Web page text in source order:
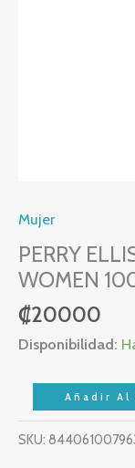
Mujer
PERRY
WOMEN
₡20000
Disponibilidad:
Añadir Al
SKU: